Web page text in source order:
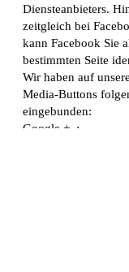
Diensteanbieters.
zeitgleich bei
kann Facebook Sie
bestimmten Seite
Wir haben auf
Media-Buttons
eingebunden:
Google + :